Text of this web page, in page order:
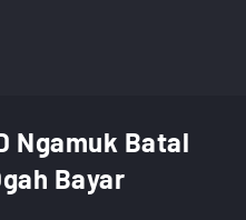
Ngamuk Batal
Bayar